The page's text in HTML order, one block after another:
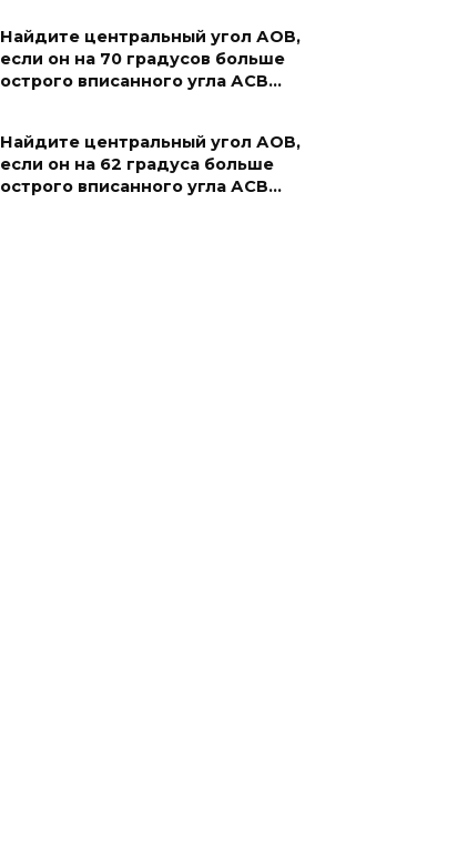
Найдите центральный угол АОВ,
если он на 70 градусов больше
острого вписанного угла АСВ…
Найдите центральный угол АОВ,
если он на 62 градуса больше
острого вписанного угла АСВ…